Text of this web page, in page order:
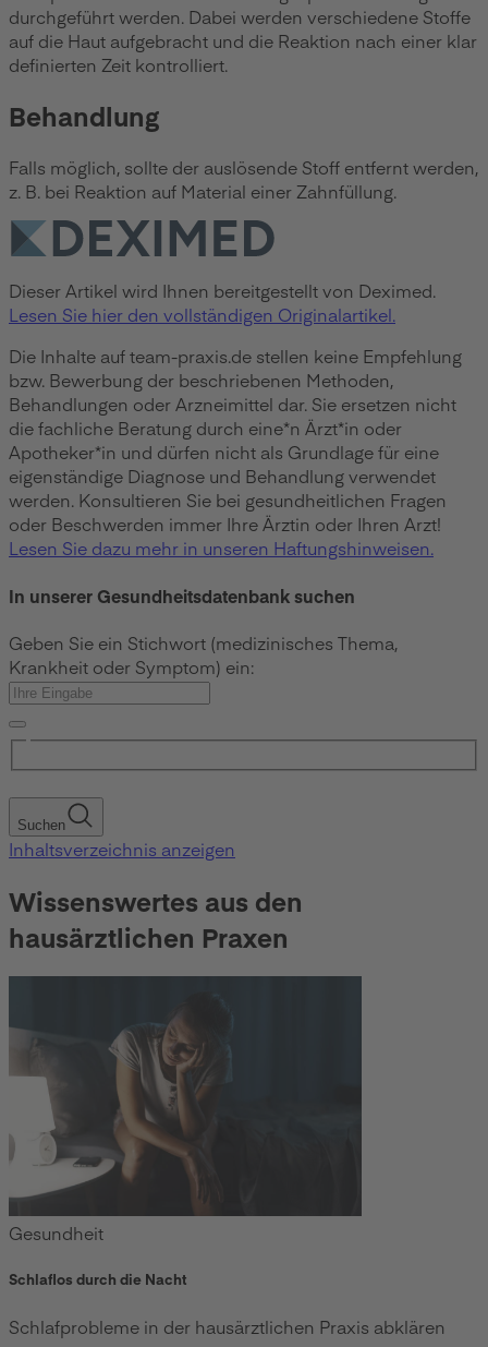
durchgeführt werden. Dabei werden verschiedene Stoffe
auf die Haut aufgebracht und die Reaktion nach einer klar
definierten Zeit kontrolliert.
Behandlung
Falls möglich, sollte der auslösende Stoff entfernt werden,
z. B. bei Reaktion auf Material einer Zahnfüllung.
Dieser Artikel wird Ihnen bereitgestellt von Deximed.
Lesen Sie hier den vollständigen Originalartikel.
Die Inhalte auf team-praxis.de stellen keine Empfehlung
bzw. Bewerbung der beschriebenen Methoden,
Behandlungen oder Arzneimittel dar. Sie ersetzen nicht
die fachliche Beratung durch eine*n Ärzt*in oder
Apotheker*in und dürfen nicht als Grundlage für eine
eigenständige Diagnose und Behandlung verwendet
werden. Konsultieren Sie bei gesundheitlichen Fragen
oder Beschwerden immer Ihre Ärztin oder Ihren Arzt!
Lesen Sie dazu mehr in unseren Haftungshinweisen.
In unserer Gesundheitsdatenbank suchen
Geben Sie ein Stichwort (medizinisches Thema,
Krankheit oder Symptom) ein:
Suchen
Inhaltsverzeichnis anzeigen
Wissenswertes aus den
hausärztlichen Praxen
Gesundheit
Schlaflos durch die Nacht
Schlafprobleme in der hausärztlichen Praxis abklären